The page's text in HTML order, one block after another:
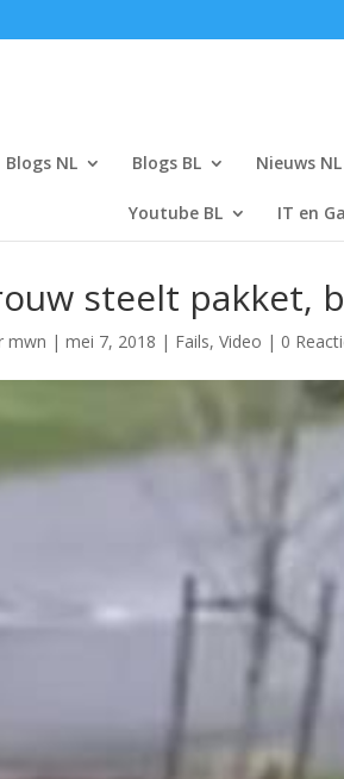
Blogs NL Blogs BL Nieuws NL
Youtube BL IT en
steelt pakket,
mwn |mei 7, 2018 | Fails,Video | 0